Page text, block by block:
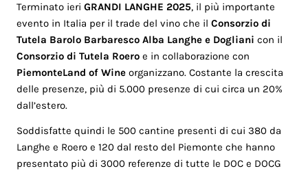
Terminato ieriGRANDI LANGHE 2025, il più importante
evento in Italia per il trade del vino che ilConsorzio di
Tutela Barolo Barbaresco Alba Langhe e Doglianicon il
Consorzio di Tutela Roero e in collaborazione con
PiemonteLand of Wine organizzano. Costante la crescita
delle presenze, più di 5.000 presenze di cui circa un 20%
dall’estero.
Soddisfatte quindi le 500 cantine presenti di cui 380 da
Langhe e Roero e 120 dal resto del Piemonte che hanno
presentato più di 3000 referenze di tutte le DOC e DOCG